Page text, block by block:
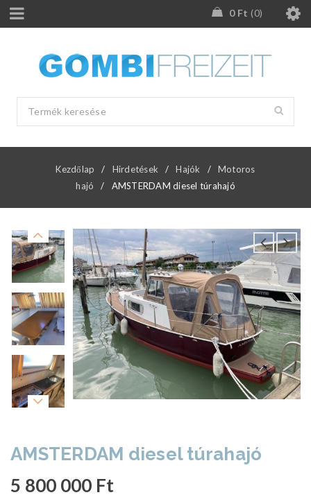
0 Ft 0
Kezdőlap / Hirdetések / Hajók /
Motoros
hajó
/ AMSTERDAM diesel túrahajó
AMSTERDAM diesel túrahajó
5 800 000 Ft